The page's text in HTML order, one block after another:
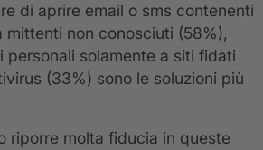
di aprire email o sms contenenti
mittenti non conosciuti (58%),
personali solamente a siti fidati
(33%) sono le soluzioni più
riporre molta fiducia in queste